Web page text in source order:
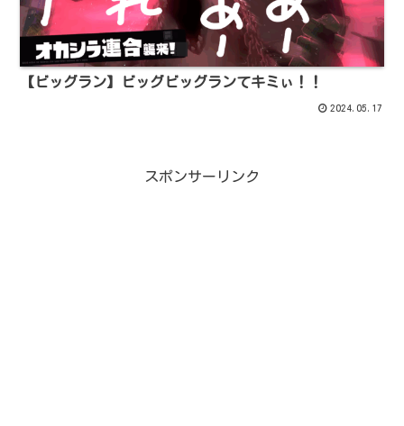
【ビッグラン】ビッグビッグランてキミぃ！！
2024.05.17
スポンサーリンク